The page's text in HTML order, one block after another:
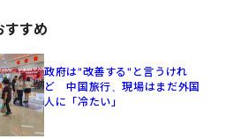
すすめ
政府は"改善する"と言うけれ
ど 中国旅行、現場はまだ外国
人に「冷たい」